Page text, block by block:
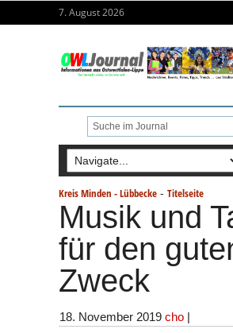
7. August 2026
Kreis Minden - Lübbecke - Titelseite
Musik und
für den
Zweck
18. November 2019 cho |